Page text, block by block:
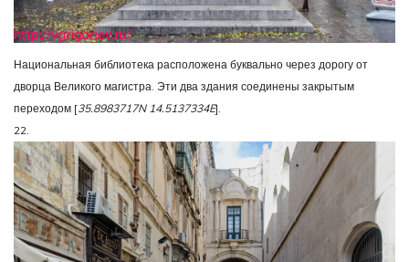
Национальная библиотека расположена буквально через дорогу от
дворца Великого магистра. Эти два здания соединены закрытым
переходом [35.8983717N 14.5137334E].
22.